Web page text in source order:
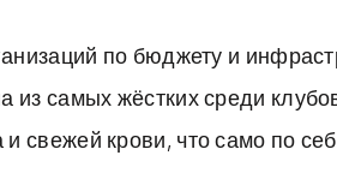
по бюджету и
из самых жёстких среди
свежей крови, что само по